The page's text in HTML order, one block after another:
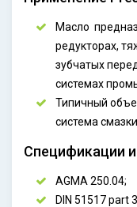
Масло
редукторах,
зубчатых
системах
Типичный
система
Спецификации и
AGMA 250.04;
DIN 51517 part